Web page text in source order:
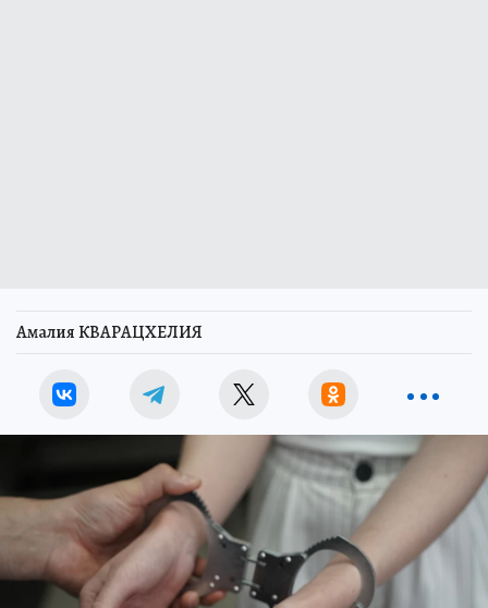
Амалия КВАРАЦХЕЛИЯ